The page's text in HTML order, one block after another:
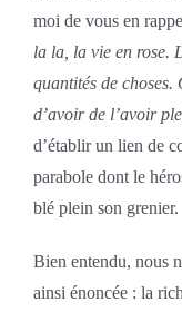
moi de vous en
la la, la vie en rose.
quantités de choses.
d’avoir de l’avoir
d’établir un lien de
parabole dont le
blé plein son grenier.
Bien entendu, nous
ainsi énoncée : la